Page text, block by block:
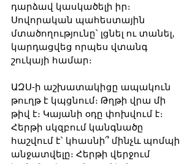
դարձավ կասկածելի իր։
Սովորական պահեստային
մտածողությունը՝ լցնել ու տանել,
կարդացվեց որպես վտանգ
շուկայի համար։
ԱԶՍ-ի աշխատակիցը ապակուն
թուղթ է կպցնում։ Թղթի վրա մի
թիվ է։ Կայանի օդը փոխվում է։
Հերթի սկզբում կանգնածը
հաշվում է՝ կհասնի՞ մինչև պոմպի
անջատվելը։ Հերթի վերջում